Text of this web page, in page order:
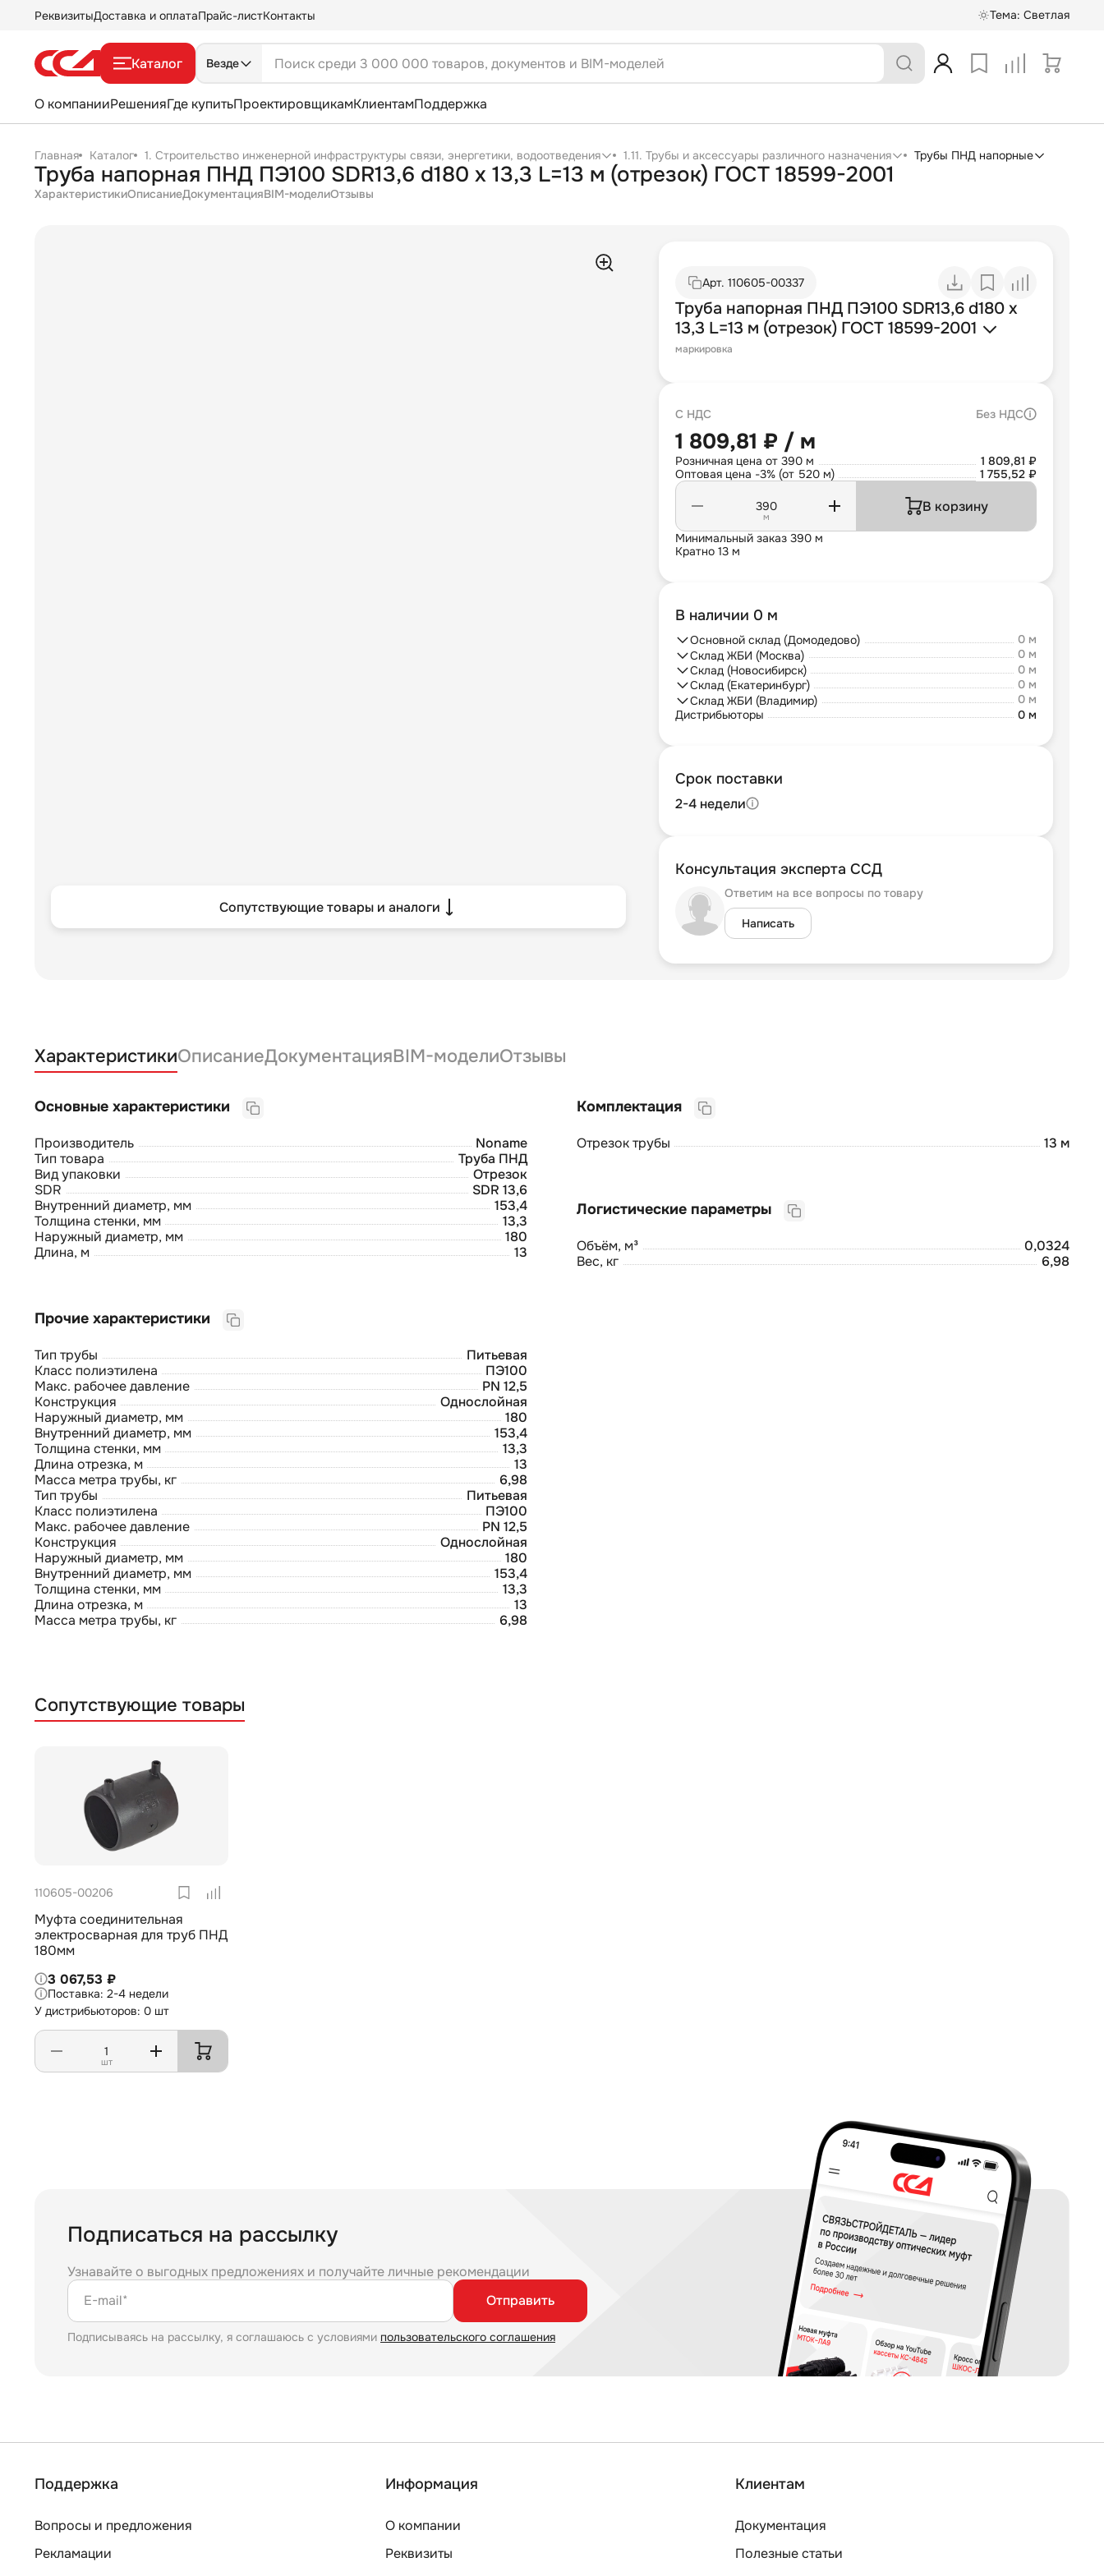
РеквизитыДоставка и оплатаПрайс-листКонтакты Тема: Светлая
Каталог Везде
О компанииРешенияГде купитьПроектировщикамКлиентамПоддержка
Главная Каталог 1. Строительство инженерной инфраструктуры связи, энергетики, водоотведения 1.11. Трубы и аксессуары различного назначения Трубы ПНД напорные
Труба напорная ПНД ПЭ100 SDR13,6 d180 х 13,3 L=13 м (отрезок) ГОСТ 18599-2001
ХарактеристикиОписаниеДокументацияBIM-моделиОтзывы
Сопутствующие товары и аналоги
Арт. 110605-00337
Труба напорная ПНД ПЭ100 SDR13,6 d180 х
13,3 L=13 м (отрезок) ГОСТ 18599-2001
маркировка
С НДС Без НДС
1 809,81 ₽ / м
Розничная цена от 390 м
1 809,81 ₽
Оптовая цена -3% (от 520 м)
1 755,52 ₽
м
В корзину
Минимальный заказ 390 м
Кратно 13 м
В наличии 0 м
Основной склад (Домодедово)
0 м
Склад ЖБИ (Москва)
0 м
Склад (Новосибирск)
0 м
Склад (Екатеринбург)
0 м
Склад ЖБИ (Владимир)
0 м
Дистрибьюторы
0 м
Срок поставки
2-4 недели
Консультация эксперта ССД
Ответим на все вопросы по товару
Написать
ХарактеристикиОписаниеДокументацияBIM-моделиОтзывы
Производитель
Noname
Тип товара
Труба ПНД
Вид упаковки
Отрезок
SDR
SDR 13,6
Внутренний диаметр, мм
153,4
Толщина стенки, мм
13,3
Наружный диаметр, мм
180
Длина, м
13
Тип трубы
Питьевая
Класс полиэтилена
ПЭ100
Макс. рабочее давление
PN 12,5
Конструкция
Однослойная
Наружный диаметр, мм
180
Внутренний диаметр, мм
153,4
Толщина стенки, мм
13,3
Длина отрезка, м
13
Масса метра трубы, кг
6,98
Тип трубы
Питьевая
Класс полиэтилена
ПЭ100
Макс. рабочее давление
PN 12,5
Конструкция
Однослойная
Наружный диаметр, мм
180
Внутренний диаметр, мм
153,4
Толщина стенки, мм
13,3
Длина отрезка, м
13
Масса метра трубы, кг
6,98
Отрезок трубы 13 м
Объём, м³
0,0324
Вес, кг
6,98
Сопутствующие товары
110605-00206
Муфта соединительная
электросварная для труб ПНД
180мм
3 067,53 ₽
2-4 недели
У дистрибьюторов: 0 шт
шт
Подписаться на рассылку
Узнавайте о выгодных предложениях и получайте личные рекомендации
E-mail*
Отправить
Подписываясь на рассылку, я соглашаюсь с условиями пользовательского соглашения
Поддержка
Вопросы и предложения
Рекламации
Информация
О компании
Реквизиты
Клиентам
Документация
Полезные статьи